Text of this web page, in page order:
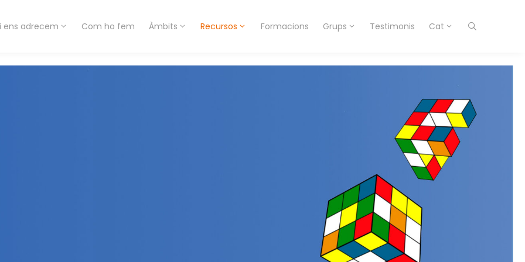
ens adrecem Com ho fem Àmbits Recursos Formacions Grups Testimonis Cat